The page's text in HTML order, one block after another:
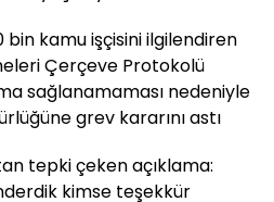
bin kamu işçisini ilgilendiren
Çerçeve Protokolü
sağlanamaması nedeniyle
grev kararını astı
tepki çeken açıklama:
kimse teşekkür